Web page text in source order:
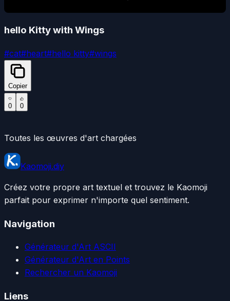
hello Kitty with Wings
#cat#heart#hello kitty#wings
Copier
0 0
Toutes les œuvres d'art chargées
Kaomoji.diy
Créez votre propre art textuel et trouvez le Kaomoji
parfait pour exprimer n'importe quel sentiment.
Navigation
Générateur d'Art ASCII
Générateur d'Art en Points
Rechercher un Kaomoji
Liens